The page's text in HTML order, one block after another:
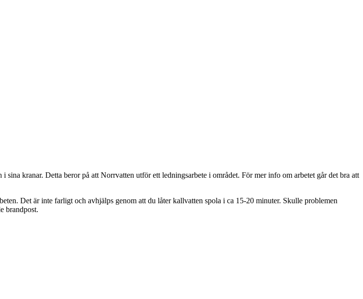
kranar. Detta beror på att Norrvatten utför ett ledningsarbete i området. För mer info om arbetet går det bra att
Det är inte farligt och avhjälps genom att du låter kallvatten spola i ca 15-20 minuter. Skulle problemen
brandpost.